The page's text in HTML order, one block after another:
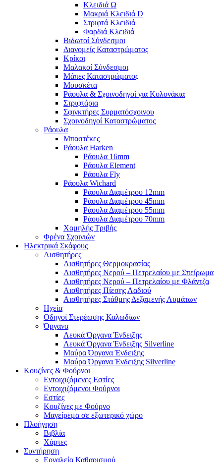
Κλειδιά Ω
Μακριά Κλειδιά D
Στριφτά Κλειδιά
Φαρδιά Κλειδιά
Βιδωτοί Σύνδεσμοι
Διανομείς Καταστρώματος
Κρίκοι
Μαλακοί Σύνδεσμοι
Μάπες Καταστρώματος
Μουσκέτα
Ράουλα & Σχοινοδηγοί για Κολονάκια
Στριφτάρια
Σφιγκτήρες Συρματόσχοινου
Σχοινοδηγοί Καταστρώματος
Ράουλα
Μπαστέκες
Ράουλα Harken
Ράουλα 16mm
Ράουλα Element
Ράουλα Fly
Ράουλα Wichard
Ράουλα Διαμέτρου 12mm
Ράουλα Διαμέτρου 45mm
Ράουλα Διαμέτρου 55mm
Ράουλα Διαμέτρου 70mm
Χαμηλής Τριβής
Φρένα Σχοινιών
Ηλεκτρικά Σκάφους
Αισθητήρες
Αισθητήρες Θερμοκρασίας
Αισθητήρες Νερού – Πετρελαίου με Σπείρωμα
Αισθητήρες Νερού – Πετρελαίου με Φλάντζα
Αισθητήρες Πίεσης Λαδιού
Αισθητήρες Στάθμης Δεξαμενής Λυμάτων
Ηχεία
Οδηγοί Στερέωσης Καλωδίων
Όργανα
Λευκά Όργανα Ένδειξης
Λευκά Όργανα Ένδειξης Silverline
Μαύρα Όργανα Ένδειξης
Μαύρα Όργανα Ένδειξης Silverline
Κουζίνες & Φούρνοι
Εντοιχιζόμενες Εστίες
Εντοιχιζόμενοι Φούρνοι
Εστίες
Κουζίνες με Φούρνο
Μαγείρεμα σε εξωτερικό χώρο
Πλοήγηση
Βιβλία
Χάρτες
Συντήρηση
Εργαλεία Καθαρισμού